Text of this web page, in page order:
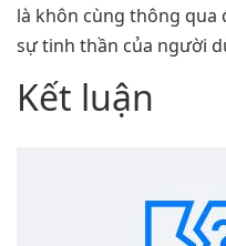
là khôn cùng thông
sự tinh thần của người
Kết luận